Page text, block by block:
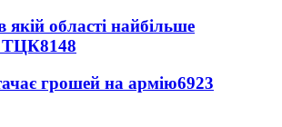
якій області найбільше
ТЦК8148
грошей на армію6923